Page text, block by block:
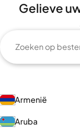
Gelieve
Armenië
Aruba